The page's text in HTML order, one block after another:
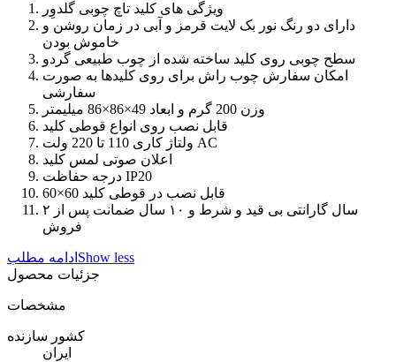
ویژگی های کلید تاچ چوبی گلدوِر
دارای دو رنگ نور بک لایت قرمز و آبی در زمان روشن و
خاموش بودن
سطح چوبی روی کلید ساخته شده از چوب طبیعی گردو
امکان سفارش چوب راش برای روی کلیدها به صورت
سفارشی
وزن 200 گرم و ابعاد 49×86×86 میلیمتر
قابل نصب روی انواع قوطی کلید
ولتاژ کاری 110 تا 220 ولت AC
اعلان صوتی لمس کلید
درجه حفاظت IP20
قابل نصب در قوطی کلید 60×60
۲ سال گارانتی بی قید و شرط و ۱۰ سال ضمانت پس از
فروش
ادامه مطلب Show less
جزئیات محصول
مشخصات
کشور سازنده
ایران